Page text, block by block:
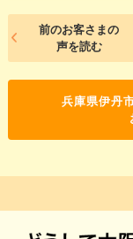
前のお客さまの
声を読む
兵庫県伊丹